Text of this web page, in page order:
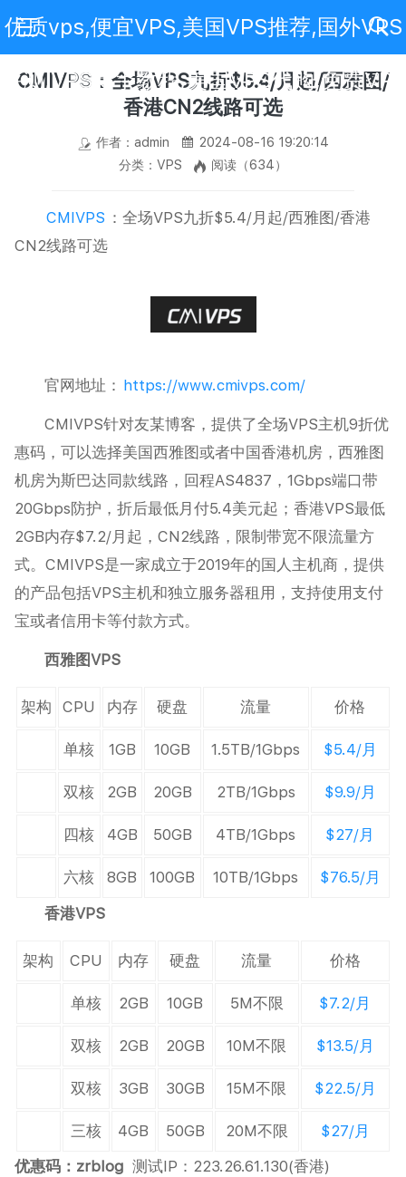
优质vps,便宜VPS,美国VPS推荐,国外VPS
评测,VPS新手教程,美国VPS代购,免费VPS
CMIVPS：全场VPS九折$5.4/月起/西雅图/
香港CN2线路可选
作者：admin
2024-08-16 19:20:14
分类：VPS
阅读（634）
CMIVPS ：全场VPS九折$5.4/月起/西雅图/香港
CN2线路可选
官网地址： https://www.cmivps.com/
CMIVPS针对友某博客，提供了全场VPS主机9折优
惠码，可以选择美国西雅图或者中国香港机房，西雅图
机房为斯巴达同款线路，回程AS4837，1Gbps端口带
20Gbps防护，折后最低月付5.4美元起；香港VPS最低
2GB内存$7.2/月起，CN2线路，限制带宽不限流量方
式。CMIVPS是一家成立于2019年的国人主机商，提供
的产品包括VPS主机和独立服务器租用，支持使用支付
宝或者信用卡等付款方式。
西雅图VPS
架构 CPU 内存 硬盘 流量 价格
单核 1GB 10GB 1.5TB/1Gbps $5.4/月
双核 2GB 20GB 2TB/1Gbps $9.9/月
四核 4GB 50GB 4TB/1Gbps $27/月
六核 8GB 100GB 10TB/1Gbps
$76.5/月
香港VPS
架构 CPU 内存 硬盘 流量 价格
单核 2GB 10GB 5M不限 $7.2/月
双核 2GB 20GB 10M不限 $13.5/月
双核 3GB 30GB 15M不限 $22.5/月
三核 4GB 50GB 20M不限
$27/月
优惠码：zrblog测试IP：223.26.61.130(香港)